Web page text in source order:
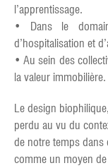
l’apprentissage.
• Dans le
d’hospitalisation et
• Au sein des
la valeur immobilière.
Le design
perdu au vu du
de notre temps dans
comme un moyen